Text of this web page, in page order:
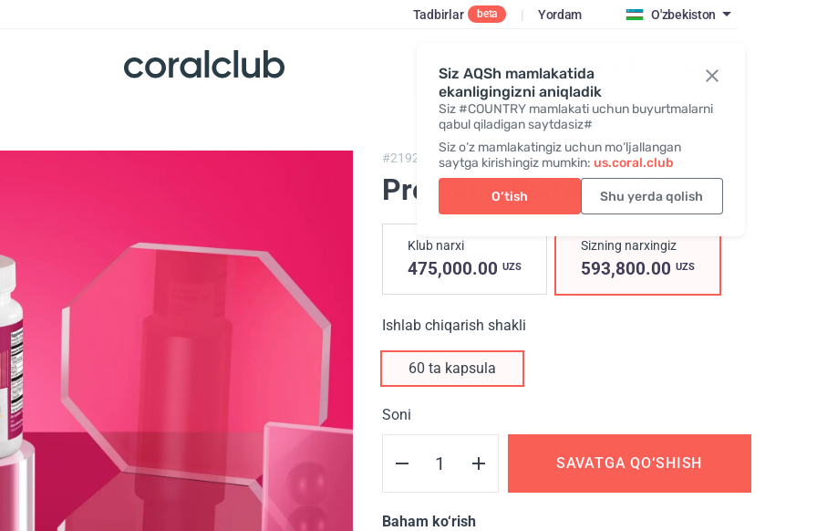
Siz AQSh mamlakatida
ekanligingizni aniqladik
Siz #COUNTRY mamlakati uchun buyurtmalarni
qabul qiladigan saytdasiz#
Siz o‘z mamlakatingiz uchun mo‘ljallangan
saytga kirishingiz mumkin: us.coral.club
O‘tish Shu yerda qolish
Tadbirlar beta | Yordam O'zbekiston
Kirish / Qo‘shilish
#2192, Premium Plankton Oil
Premium Plankton Oil
Klub narxi
475,000.00 UZS
Sizning narxingiz
593,800.00 UZS
Ishlab chiqarish shakli
60 ta kapsula
Soni
SAVATGA QO‘SHISH
Baham ko‘rish